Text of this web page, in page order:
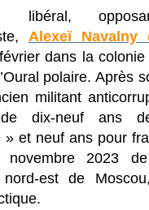
libéral,
Alexeï Navalny
dans la
polaire. Après
militant
dix-neuf ans
» et neuf ans pour
novembre 2023
est de